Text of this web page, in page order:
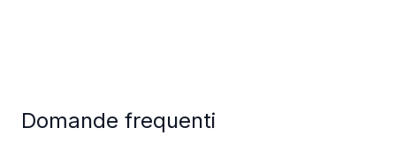
Domande frequenti